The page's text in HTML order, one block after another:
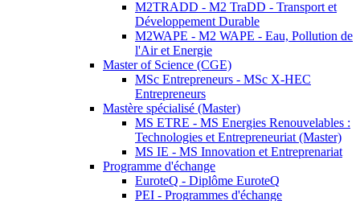
M2TRADD - M2 TraDD - Transport et
Développement Durable
M2WAPE - M2 WAPE - Eau, Pollution de
l'Air et Energie
Master of Science (CGE)
MSc Entrepreneurs - MSc X-HEC
Entrepreneurs
Mastère spécialisé (Master)
MS ETRE - MS Energies Renouvelables :
Technologies et Entrepreneuriat (Master)
MS IE - MS Innovation et Entreprenariat
Programme d'échange
EuroteQ - Diplôme EuroteQ
PEI - Programmes d'échange